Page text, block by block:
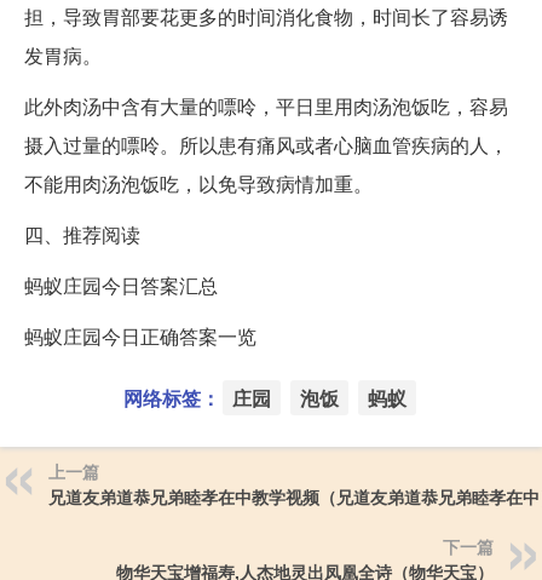
担，导致胃部要花更多的时间消化食物，时间长了容易诱
发胃病。
此外肉汤中含有大量的嘌呤，平日里用肉汤泡饭吃，容易
摄入过量的嘌呤。所以患有痛风或者心脑血管疾病的人，
不能用肉汤泡饭吃，以免导致病情加重。
四、推荐阅读
蚂蚁庄园今日答案汇总
蚂蚁庄园今日正确答案一览
网络标签： 庄园 泡饭 蚂蚁
上一篇
兄道友弟道恭兄弟睦孝在中教学视频（兄道友弟道恭兄弟睦孝在
下一篇
物华天宝增福寿,人杰地灵出凤凰全诗（物华天宝）